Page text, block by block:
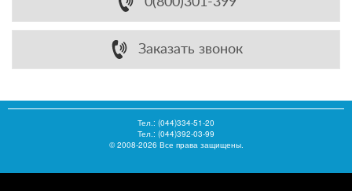
Заказать звонок
Тел.: (044)334-51-20
Тел.: (044)392-03-99
© 2008-2026 Все права защищены.